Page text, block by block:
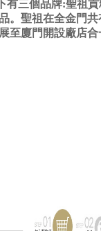
有三個品牌:聖祖
。聖祖在全金門
至廈門開設廠店